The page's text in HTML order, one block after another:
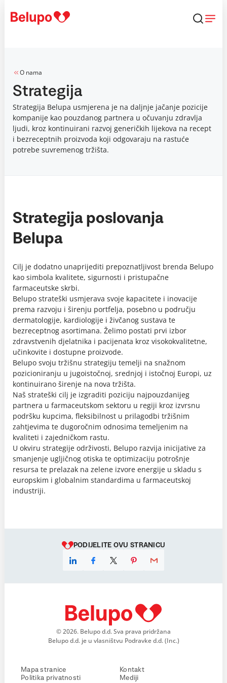
O nama
Strategija
Strategija Belupa usmjerena je na daljnje jačanje pozicije
kompanije kao pouzdanog partnera u očuvanju zdravlja
ljudi, kroz kontinuirani razvoj generičkih lijekova na recept
i bezreceptnih proizvoda koji odgovaraju na rastuće
potrebe suvremenog tržišta.
Strategija poslovanja
Belupa
Cilj je dodatno unaprijediti prepoznatljivost brenda Belupo
kao simbola kvalitete, sigurnosti i pristupačne
farmaceutske skrbi.
Belupo strateški usmjerava svoje kapacitete i inovacije
prema razvoju i širenju portfelja, posebno u području
dermatologije, kardiologije i živčanog sustava te
bezreceptnog asortimana. Želimo postati prvi izbor
zdravstvenih djelatnika i pacijenata kroz visokokvalitetne,
učinkovite i dostupne proizvode.
Belupo svoju tržišnu strategiju temelji na snažnom
pozicioniranju u jugoistočnoj, srednjoj i istočnoj Europi, uz
kontinuirano širenje na nova tržišta.
Naš strateški cilj je izgraditi poziciju najpouzdanijeg
partnera u farmaceutskom sektoru u regiji kroz izvrsnu
podršku kupcima, fleksibilnost u prilagodbi tržišnim
zahtjevima te dugoročnim odnosima temeljenim na
kvaliteti i zajedničkom rastu.
U okviru strategije održivosti, Belupo razvija inicijative za
smanjenje ugljičnog otiska te optimizaciju potrošnje
resursa te prelazak na zelene izvore energije u skladu s
europskim i globalnim standardima u farmaceutskoj
industriji.
PODIJELITE OVU STRANICU
LinkedinFacebook
X PinterestE-mail
© 2026. Belupo d.d. Sva prava pridržana
Belupo d.d. je u vlasništvu Podravke d.d. (Inc.)
Mapa stranice
Politika privatnosti
Kontakt
Mediji